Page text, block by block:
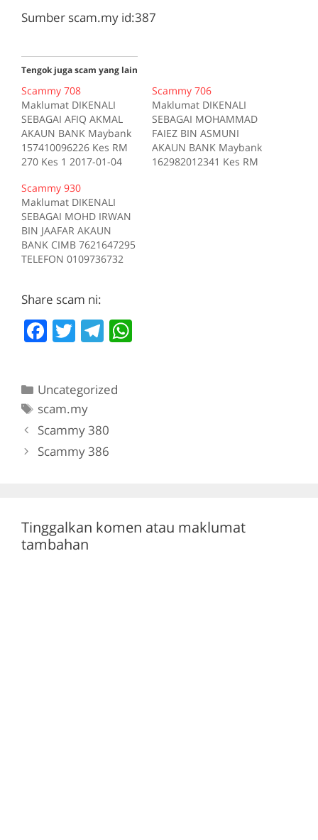
Sumber scam.my id:387
Tengok juga scam yang lain
Scammy 708
Maklumat DIKENALI
SEBAGAI AFIQ AKMAL
AKAUN BANK Maybank
157410096226 Kes RM
270 Kes 1 2017-01-04
Sumber scam.my id:708
Scammy 706
Maklumat DIKENALI
SEBAGAI MOHAMMAD
FAIEZ BIN ASMUNI
AKAUN BANK Maybank
162982012341 Kes RM
Scammy 930
Maklumat DIKENALI
SEBAGAI MOHD IRWAN
BIN JAAFAR AKAUN
BANK CIMB 7621647295
TELEFON 0109736732
deskripsi Sumber
Share scam ni:
F
e
b
o
T
er
T
gr
a
m
Categories
Uncategorized
Tags
scam.my
Scammy 380
Scammy 386
Tinggalkan komen atau maklumat
tambahan